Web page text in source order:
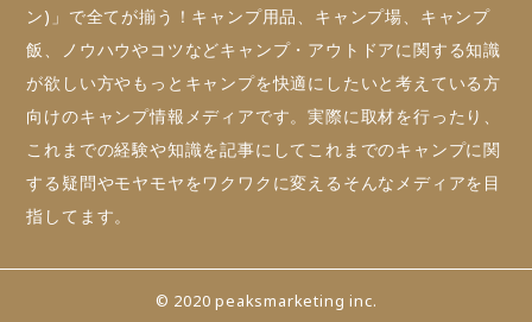
ン)」で全てが揃う！キャンプ用品、キャンプ場、キャンプ
飯、ノウハウやコツなどキャンプ・アウトドアに関する知識
が欲しい方やもっとキャンプを快適にしたいと考えている方
向けのキャンプ情報メディアです。実際に取材を行ったり、
これまでの経験や知識を記事にしてこれまでのキャンプに関
する疑問やモヤモヤをワクワクに変えるそんなメディアを目
指してます。
© 2020 peaksmarketing inc.